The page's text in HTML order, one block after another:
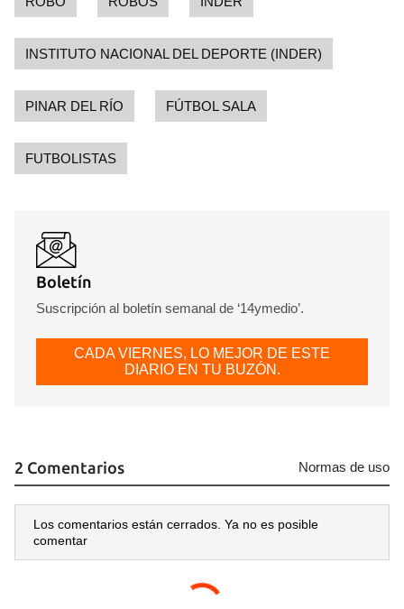
Para poder guardar como favorito, primero has de
iniciar sesión con tu cuenta de 14ymedio.
INICIAR SESIÓN CANCELAR
INSTITUTO NACIONAL DEL DEPORTE (INDER)
PINAR DEL RÍO FÚTBOL SALA
FUTBOLISTAS
Boletín
Suscripción al boletín semanal de ‘14ymedio’.
CADA VIERNES, LO MEJOR DE ESTE
DIARIO EN TU BUZÓN.
2 Comentarios Normas de uso
Los comentarios están cerrados. Ya no es posible
comentar